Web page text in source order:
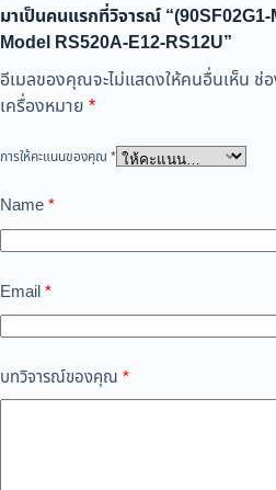
มาเป็นคนแรกที่วิจารณ์
Model RS520A-E12-RS12U”
อีเมลของคุณจะไม่แสดงให้คนอื่นเห็น ช่
เครื่องหมาย *
การให้คะแนนของคุณ *
Name*
Email*
บทวิจารณ์ของคุณ *